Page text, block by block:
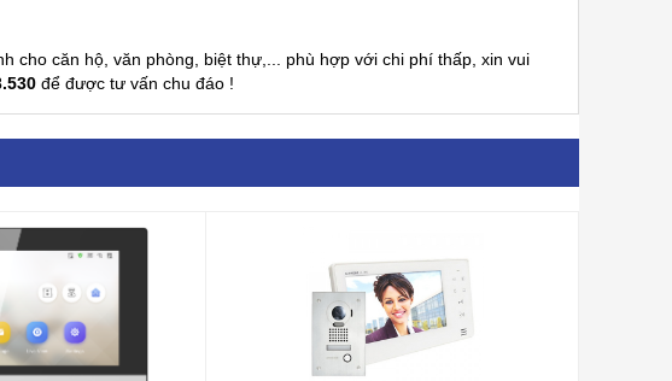
cho căn hộ, văn phòng, biệt thự,... phù hợp với chi phí thấp, xin vui
để được tư vấn chu đáo !